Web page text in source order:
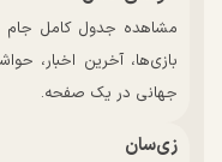
بازی‌ها، آخرین اخبار،
جهانی در یک صفحه.
زی‌سان